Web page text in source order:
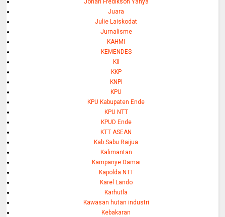
Juara
Julie Laiskodat
Jurnalisme
KAHMI
KEMENDES
KII
KKP
KNPI
KPU
KPU Kabupaten Ende
KPU NTT
KPUD Ende
KTT ASEAN
Kab Sabu Raijua
Kalimantan
Kampanye Damai
Kapolda NTT
Karel Lando
Karhutla
Kawasan hutan industri
Kebakaran